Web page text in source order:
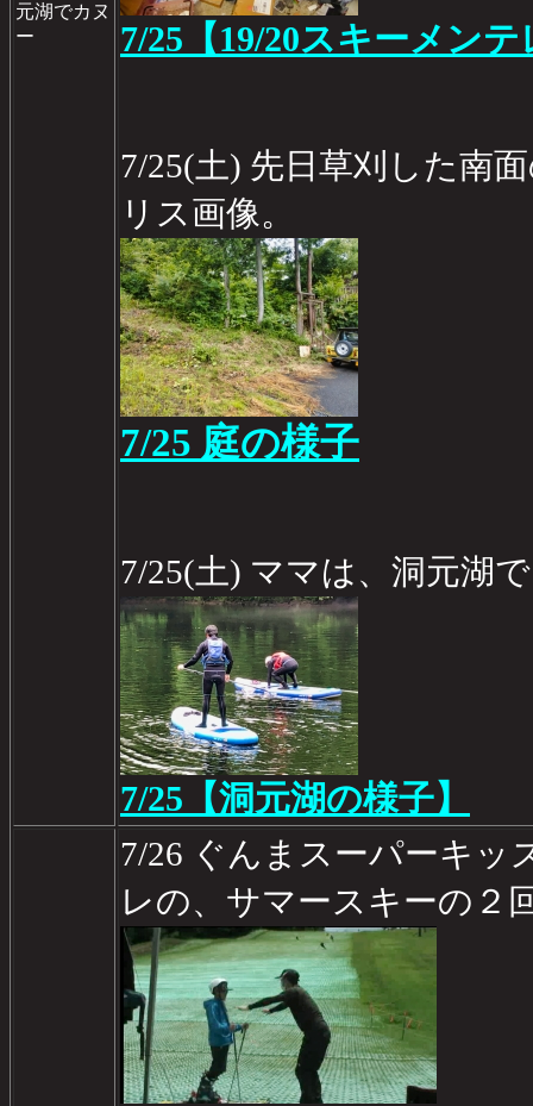
元湖でカヌ
ー
7/25【19/20スキーメンテ
7/25(土) 先日草刈した南
リス画像。
7/25 庭の様子
7/25(土) ママは、洞元湖
7/25【洞元湖の様子】
7/26 ぐんまスーパーキッ
レの、サマースキーの２